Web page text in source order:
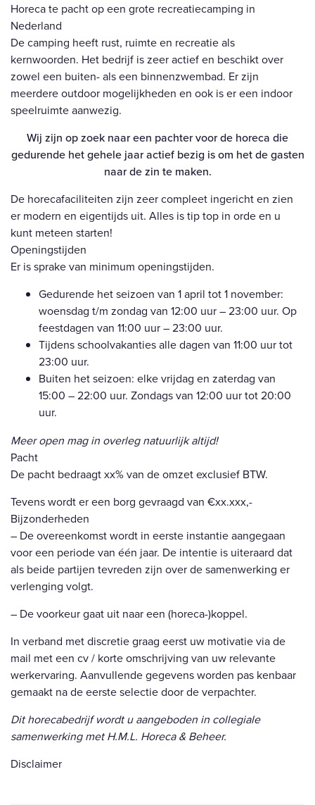
Horeca te pacht op een grote recreatiecamping in
Nederland
De camping heeft rust, ruimte en recreatie als
kernwoorden. Het bedrijf is zeer actief en beschikt over
zowel een buiten- als een binnenzwembad. Er zijn
meerdere outdoor mogelijkheden en ook is er een indoor
speelruimte aanwezig.
Wij zijn op zoek naar een pachter voor de horeca die
gedurende het gehele jaar actief bezig is om het de gasten
naar de zin te maken.
De horecafaciliteiten zijn zeer compleet ingericht en zien
er modern en eigentijds uit. Alles is tip top in orde en u
kunt meteen starten!
Openingstijden
Er is sprake van minimum openingstijden.
Gedurende het seizoen van 1 april tot 1 november:
woensdag t/m zondag van 12:00 uur – 23:00 uur. Op
feestdagen van 11:00 uur – 23:00 uur.
Tijdens schoolvakanties alle dagen van 11:00 uur tot
23:00 uur.
Buiten het seizoen: elke vrijdag en zaterdag van
15:00 – 22:00 uur. Zondags van 12:00 uur tot 20:00
uur.
Meer open mag in overleg natuurlijk altijd!
Pacht
De pacht bedraagt xx% van de omzet exclusief BTW.
Tevens wordt er een borg gevraagd van €xx.xxx,-
Bijzonderheden
– De overeenkomst wordt in eerste instantie aangegaan
voor een periode van één jaar. De intentie is uiteraard dat
als beide partijen tevreden zijn over de samenwerking er
verlenging volgt.
– De voorkeur gaat uit naar een (horeca-)koppel.
In verband met discretie graag eerst uw motivatie via de
mail met een cv / korte omschrijving van uw relevante
werkervaring. Aanvullende gegevens worden pas kenbaar
gemaakt na de eerste selectie door de verpachter.
Dit horecabedrijf wordt u aangeboden in collegiale
samenwerking met H.M.L. Horeca & Beheer.
Disclaimer